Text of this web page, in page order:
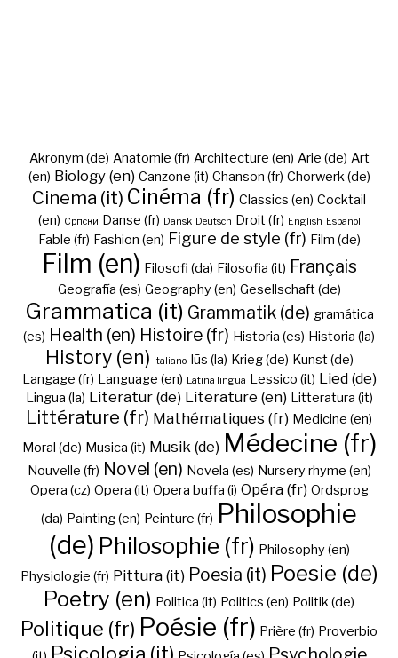
Akronym (de) Anatomie (fr) Architecture (en) Arie (de) Art
(en) Biology (en) Canzone (it) Chanson (fr) Chorwerk (de)
Cinema (it) Cinéma (fr) Classics (en) Cocktail
(en) Cрпски Danse (fr) Dansk Deutsch Droit (fr) English Español
Fable (fr) Fashion (en) Figure de style (fr) Film (de)
Film (en) Filosofi (da) Filosofia (it) Français
Geografía (es) Geography (en) Gesellschaft (de)
Grammatica (it) Grammatik (de) gramática
(es) Health (en) Histoire (fr) Historia (es) Historia (la)
History (en) Italiano Iūs (la) Krieg (de) Kunst (de)
Langage (fr) Language (en) Latīna lingua Lessico (it) Lied (de)
Lingua (la) Literatur (de) Literature (en) Litteratura (it)
Littérature (fr) Mathématiques (fr) Medicine (en)
Moral (de) Musica (it) Musik (de) Médecine (fr)
Nouvelle (fr) Novel (en) Novela (es) Nursery rhyme (en)
Opera (cz) Opera (it) Opera buffa (i) Opéra (fr) Ordsprog
(da) Painting (en) Peinture (fr) Philosophie
(de) Philosophie (fr) Philosophy (en)
Physiologie (fr) Pittura (it) Poesia (it) Poesie (de)
Poetry (en) Politica (it) Politics (en) Politik (de)
Politique (fr) Poésie (fr) Prière (fr) Proverbio